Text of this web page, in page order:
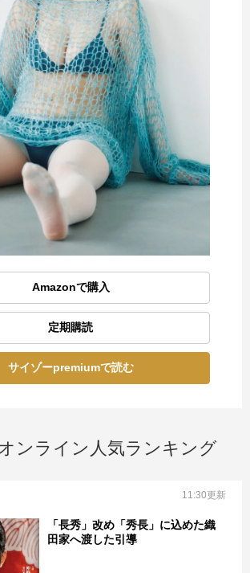
Amazonで購入
定期購読
サイゾーpremiumで読む
ンライン人気ランキング
11:30更新
「長秀」改め「秀長」に込めた織
田家へ渡した引導